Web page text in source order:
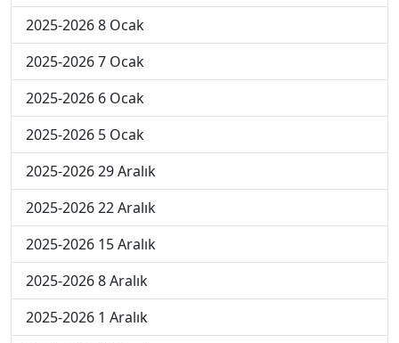
2025-2026 8 Ocak
2025-2026 7 Ocak
2025-2026 6 Ocak
2025-2026 5 Ocak
2025-2026 29 Aralık
2025-2026 22 Aralık
2025-2026 15 Aralık
2025-2026 8 Aralık
2025-2026 1 Aralık